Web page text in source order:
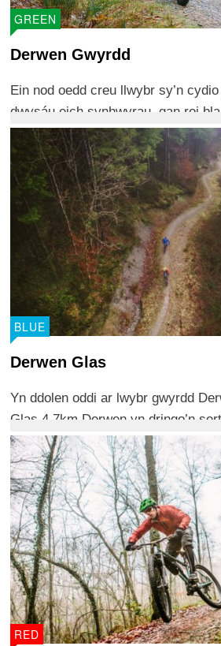
GREEN
Derwen Gwyrdd
Ein nod oedd creu llwybr sy’n
dwysáu eich synhwyrau, gan roi bla
BLUE
Derwen Glas
Yn ddolen oddi ar lwybr gwyrdd
Glas 4.7km Derwen yn dringo’n
RED